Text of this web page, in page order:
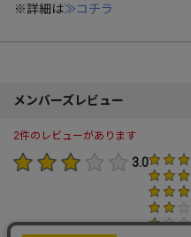
※詳細は≫コチラ
メンバーズレビュー
2件のレビューがあります
3.0